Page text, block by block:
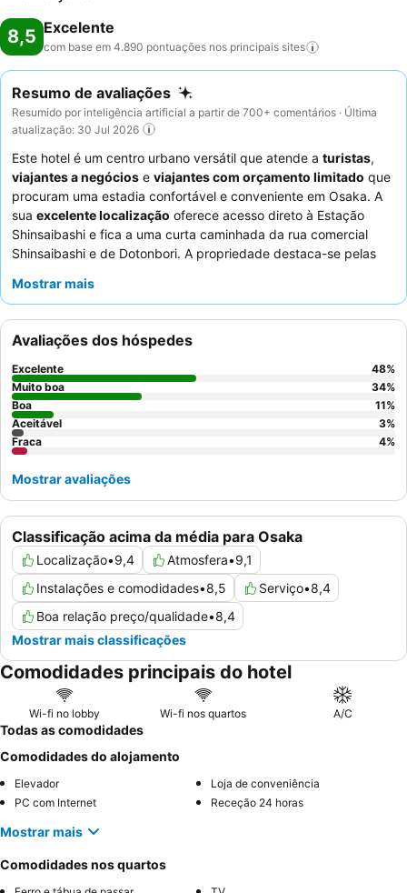
8,5 Excelente
com base em 4.890 pontuações nos principais sites
Resumo de avaliações
Resumido por inteligência artificial a partir de 700+ comentários · Última
atualização: 30 Jul 2026
Este hotel é um centro urbano versátil que atende a turistas,
viajantes a negócios e viajantes com orçamento limitado que
procuram uma estadia confortável e conveniente em Osaka. A
sua excelente localização oferece acesso direto à Estação
Shinsaibashi e fica a uma curta caminhada da rua comercial
Shinsaibashi e de Dotonbori. A propriedade destaca-se pelas
service com integração de smart TV
tomadas e portas USB. Os hóspedes elogiam consistentemente
osfuncionários simpáticos e prestativos
variado buffet de pequeno-almoço que oferece opções
japonesas e ocidentais, com menção especial ao tofu caseiro.
Para uma experiência de entretenimento aprimorada, considere
reservar um quarto com
serviços de streaming.
Mostrar mais
Classificação acima da média para Osaka
Localização•9,4 Atmosfera•9,1
Instalações e comodidades•8,5 Serviço•8,4
Boa relação preço/qualidade•8,4
Mostrar mais classificações
Avaliações dos hóspedes
Excelente 48%
Muito boa
34%
Boa
11%
Aceitável
3%
Fraca
4%
Mostrar avaliações
Comodidades principais do hotel
Wi-fi no lobby Wi-fi nos quartos A/C
Todas as comodidades
Comodidades do alojamento
Elevador
Loja de conveniência
PC com Internet
Receção 24 horas
Mostrar mais
Comodidades nos quartos